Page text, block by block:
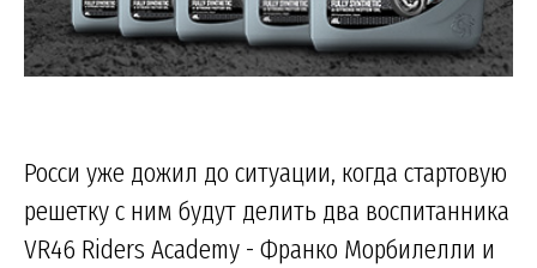
Росси уже дожил до ситуации, когда стартовую
решетку с ним будут делить два воспитанника
VR46 Riders Academy - Франко Морбилелли и